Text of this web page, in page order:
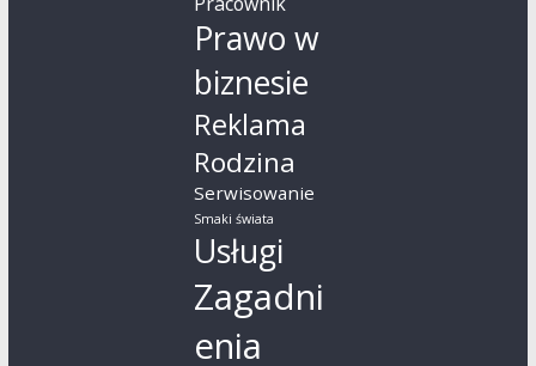
Prawo w
biznesie
Reklama
Rodzina
Serwisowanie
Smaki świata
Usługi
Zagadni
enia